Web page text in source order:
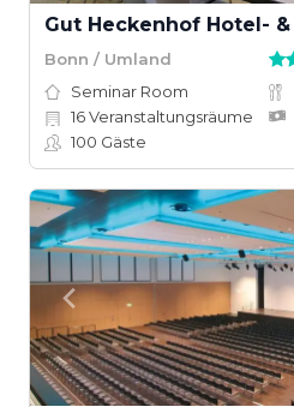
Bonn / Umland
Seminar Room
16Veranstaltungsräume
100 Gäste